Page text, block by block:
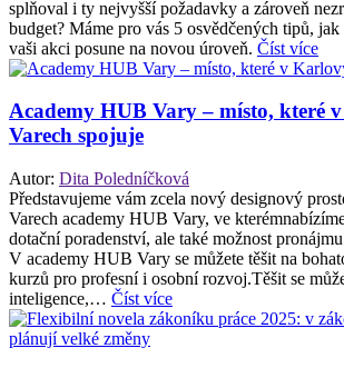
splňoval i ty nejvyšší požadavky a zároveň
budget? Máme pro vás 5 osvědčených tipů,
vaši akci posune na novou úroveň. Číst více
Academy HUB Vary – místo, které
Varech spojuje
Autor: Dita Poledníčková
Představujeme vám zcela nový designový
Varech academy HUB Vary, ve
dotační poradenství, ale také možnost
V academy HUB Vary se můžete těšit na
kurzů pro profesní i osobní rozvoj.Těšit se
inteligence,… Číst více